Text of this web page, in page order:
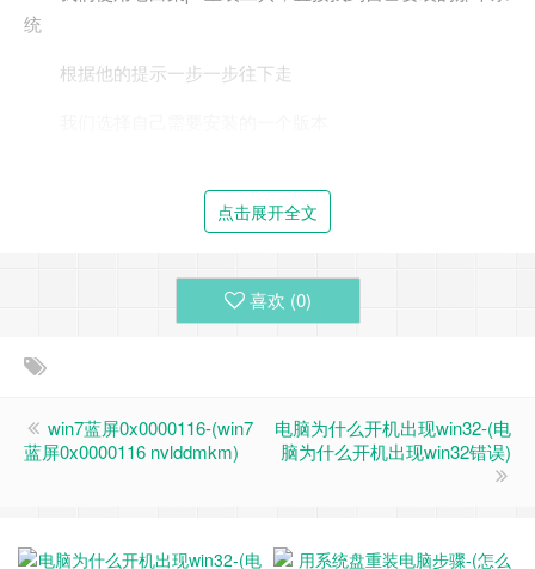
统
根据他的提示一步一步往下走
点击下一步就可以了勾选我的
点击展开全文
喜欢 (0)
win7蓝屏0x0000116-(win7
蓝屏0x0000116 nvlddmkm)
电脑为什么开机出现win32-(电
脑为什么开机出现win32错误)